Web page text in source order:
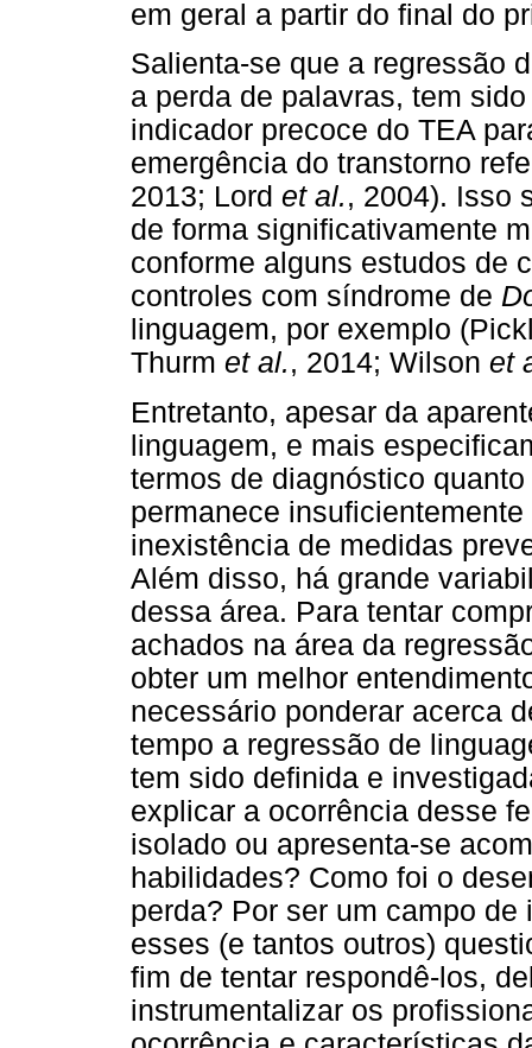
em geral a partir do final do
Salienta-se que a regressão
a perda de palavras, tem
indicador precoce do TEA
emergência do transtorno
2013; Lord et al., 2004). Isso
de forma significativamente
conforme alguns estudos de
controles com síndrome de
linguagem, por exemplo
Thurm et al., 2014; Wilson et
Entretanto, apesar da
linguagem, e mais
termos de diagnóstico
permanece
inexistência de medidas
Além disso, há grande
dessa área. Para tentar
achados na área da
obter um melhor
necessário ponderar acerca
tempo a regressão de
tem sido definida e
explicar a ocorrência desse
isolado ou apresenta-se
habilidades? Como foi o
perda? Por ser um campo
esses (e tantos outros)
fim de tentar respondê-los,
instrumentalizar os